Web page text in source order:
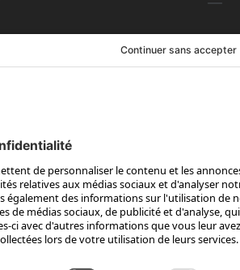
SUIS-NOUS SUR
TVA incluse, plus frais d'expédition et TEA
Bike Technology AG © 2025